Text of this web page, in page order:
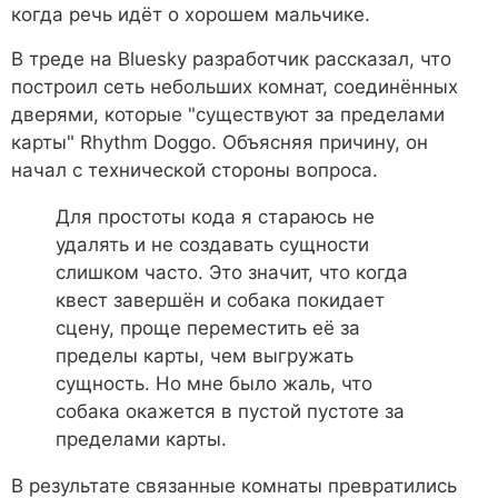
когда речь идёт о хорошем мальчике.
В треде на Bluesky разработчик рассказал, что
построил сеть небольших комнат, соединённых
дверями, которые "существуют за пределами
карты" Rhythm Doggo. Объясняя причину, он
начал с технической стороны вопроса.
Для простоты кода я стараюсь не
удалять и не создавать сущности
слишком часто. Это значит, что когда
квест завершён и собака покидает
сцену, проще переместить её за
пределы карты, чем выгружать
сущность. Но мне было жаль, что
собака окажется в пустой пустоте за
пределами карты.
В результате связанные комнаты превратились